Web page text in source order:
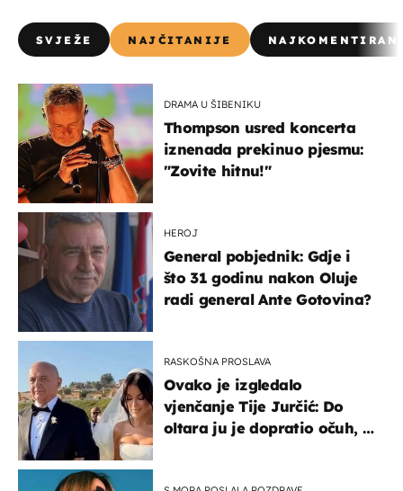
SVJEŽE NAJČITANIJE
DRAMA U ŠIBENIKU
Thompson usred koncerta
iznenada prekinuo pjesmu:
"Zovite hitnu!"
HEROJ
General pobjednik: Gdje i
što 31 godinu nakon Oluje
radi general Ante Gotovina?
RASKOŠNA PROSLAVA
Ovako je izgledalo
vjenčanje Tije Jurčić: Do
oltara ju je dopratio očuh, a